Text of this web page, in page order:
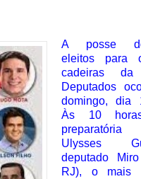
A posse
eleitos para
cadeiras
Deputados
domingo, dia
Às 10
Ulysses
deputado
RJ), o mais